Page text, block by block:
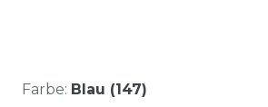
Farbe: Blau (147)